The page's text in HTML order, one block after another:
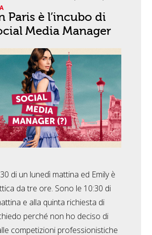
Paris è l’incubo di
Media Manager
di un lunedì mattina ed Emily è
da tre ore. Sono le 10:30 di
e alla quinta richiesta di
perché non ho deciso di
competizioni professionistiche